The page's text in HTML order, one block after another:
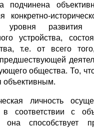
подчинена
конкретно-
развития
устройства,
т.е. от всего
общества. То,
объективным.
личность
в соответствии с
способствует